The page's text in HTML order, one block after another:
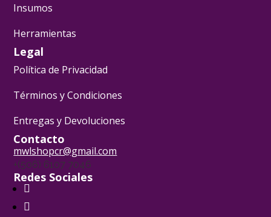
Insumos
Herramientas
Legal
Política de Privacidad
Términos y Condiciones
Entregas y Devoluciones
Contacto
mwlshopcr@gmail.com
+(506) 6107 7046
Redes Sociales